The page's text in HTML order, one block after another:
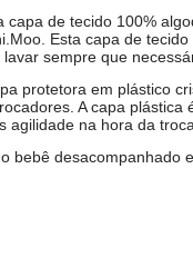
capa de tecido 100%
Esta capa de
sempre que
protetora em plástico
A capa plástica
agilidade na hora da
bebê desacompanhado